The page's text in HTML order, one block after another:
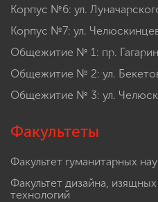
Корпус №6: ул.
Корпус №7: ул.
Общежитие № 1: пр.
Общежитие № 2: ул.
Общежитие № 3: ул.
Факультеты
Факультет гуманитарных
Факультет дизайна,
технологий